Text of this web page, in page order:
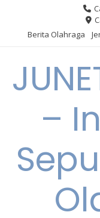
contentBerita Olahraga
–